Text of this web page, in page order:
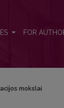
FOR
mokslai